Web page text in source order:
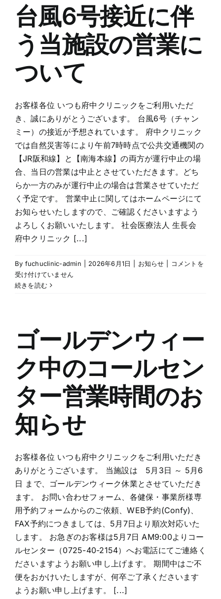
に
伴
う
本
日
の
業
に
つ
い
て
は
台風6号接近に伴
う当施設の営業に
ついて
お客様各位 いつも府中クリニックをご利用いただ
き、誠にありがとうございます。 台風6号（チャン
ミー）の接近が予想されています。 府中クリニック
では自然災害等により午前7時時点で公共交通機関の
【JR阪和線】と【南海本線】の両方が運行中止の場
合、当日の営業は中止とさせていただきます。どち
らか一方のみが運行中止の場合は営業させていただ
く予定です。 営業中止に関してはホームページにて
お知らせいたしますので、ご確認くださいますよう
よろしくお願いいたします。 社会医療法人 生長会
府中クリニック [...]
By fuchuclinic-admin 2026年6月1日 お知らせ
台
伴
う
施
の
営
て
は
コメントを
受け付けていません
続きを読む
ゴールデンウィー
ク中のコールセン
ター営業時間のお
知らせ
お客様各位 いつも府中クリニックをご利用いただき
ありがとうございます。 当施設は 5月3日 ～ 5月6
日 まで、ゴールデンウィーク休業とさせていただき
ます。 お問い合わせフォーム、各健保・事業所様専
用予約フォームからのご依頼、WEB予約(Confy)、
FAX予約につきましては、5月7日より順次対応いた
します。 お急ぎのお客様は5月7日 AM9:00よりコー
ルセンター（0725-40-2154）へお電話にてご連絡く
ださいますようお願い申し上げます。 期間中はご不
便をおかけいたしますが、何卒ご了承くださいます
ようお願い申し上げます。 [...]